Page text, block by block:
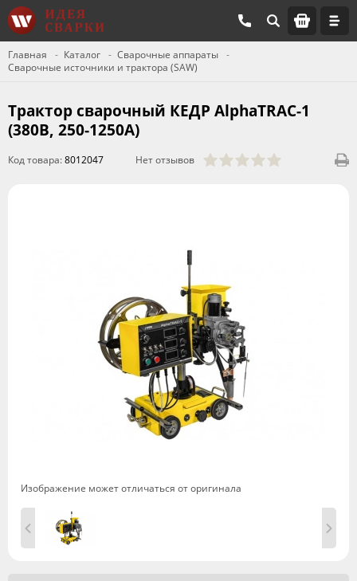
Главная Каталог
Сварочные аппараты
Сварочные источники и трактора (SAW)
Трактор сварочный КЕДР AlphaTRAC-1
(380В, 250-1250А)
Код товара:8012047 Нет отзывов
Изображение может отличаться от оригинала